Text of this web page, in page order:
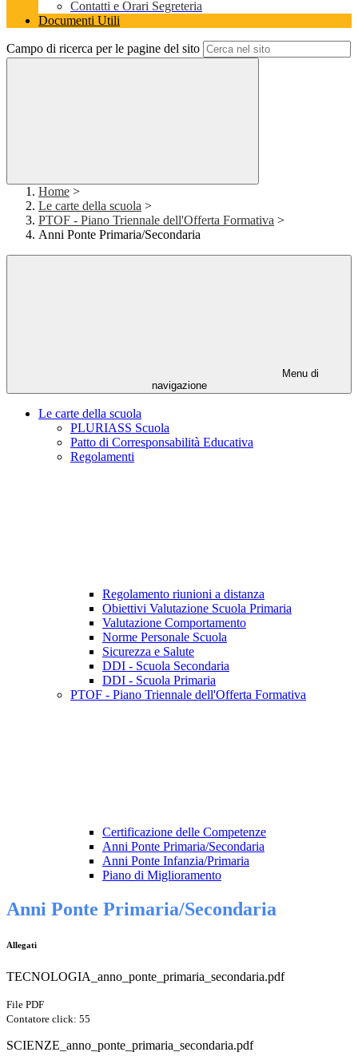
Contatti e Orari Segreteria
Documenti Utili
Campo di ricerca per le pagine del sito
Home >
Le carte della scuola >
PTOF - Piano Triennale dell'Offerta Formativa >
Anni Ponte Primaria/Secondaria
Menu di
navigazione
Le carte della scuola
PLURIASS Scuola
Patto di Corresponsabilità Educativa
Regolamenti
Regolamento riunioni a distanza
Obiettivi Valutazione Scuola Primaria
Valutazione Comportamento
Norme Personale Scuola
Sicurezza e Salute
DDI - Scuola Secondaria
DDI - Scuola Primaria
PTOF - Piano Triennale dell'Offerta Formativa
Certificazione delle Competenze
Anni Ponte Primaria/Secondaria
Anni Ponte Infanzia/Primaria
Piano di Miglioramento
Anni Ponte Primaria/Secondaria
Allegati
TECNOLOGIA_anno_ponte_primaria_secondaria.pdf
File PDF
Contatore click: 55
SCIENZE_anno_ponte_primaria_secondaria.pdf